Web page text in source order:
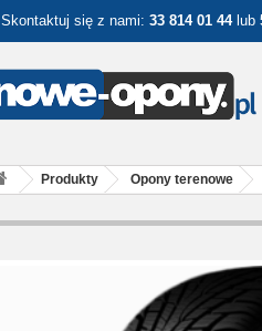
Skontaktuj się z nami: 33 814 01 44lub
Produkty Opony terenowe